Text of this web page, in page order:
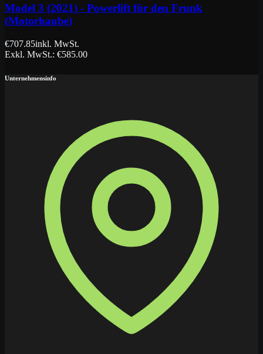
Model 3 (2021) - Powerlift für den Frunk
(Motorhaube)
€707.85inkl. MwSt.
Exkl. MwSt.: €585.00
Unternehmensinfo